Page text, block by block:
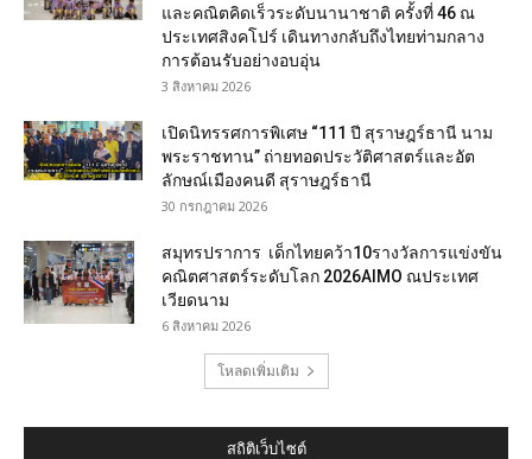
และคณิตคิดเร็วระดับนานาชาติ ครั้งที่ 46 ณ
ประเทศสิงคโปร์ เดินทางกลับถึงไทยท่ามกลาง
การต้อนรับอย่างอบอุ่น
3 สิงหาคม 2026
เปิดนิทรรศการพิเศษ “111 ปี สุราษฎร์ธานี นาม
พระราชทาน” ถ่ายทอดประวัติศาสตร์และอัต
ลักษณ์เมืองคนดี สุราษฎร์ธานี
30 กรกฎาคม 2026
สมุทรปราการ เด็กไทยคว้า10รางวัลการแข่งขัน
คณิตศาสตร์ระดับโลก 2026AIMO ณประเทศ
เวียดนาม
6 สิงหาคม 2026
โหลดเพิ่มเติม
สถิติเว็บไซต์